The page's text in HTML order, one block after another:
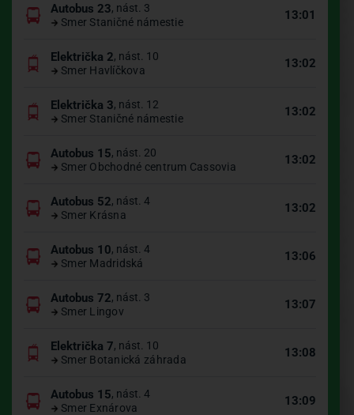
Autobus 23, nást. 3
Smer Staničné námestie
13:01
Električka 2, nást. 10
Smer Havlíčkova
13:02
Električka 3, nást. 12
Smer Staničné námestie
13:02
Autobus 15, nást. 20
Smer Obchodné centrum Cassovia
13:02
Autobus 52, nást. 4
Smer Krásna
13:02
Autobus 10, nást. 4
Smer Madridská
13:06
Autobus 72, nást. 3
Smer Lingov
13:07
Električka 7, nást. 10
Smer Botanická záhrada
13:08
Autobus 15, nást. 4
Smer Exnárova
13:09